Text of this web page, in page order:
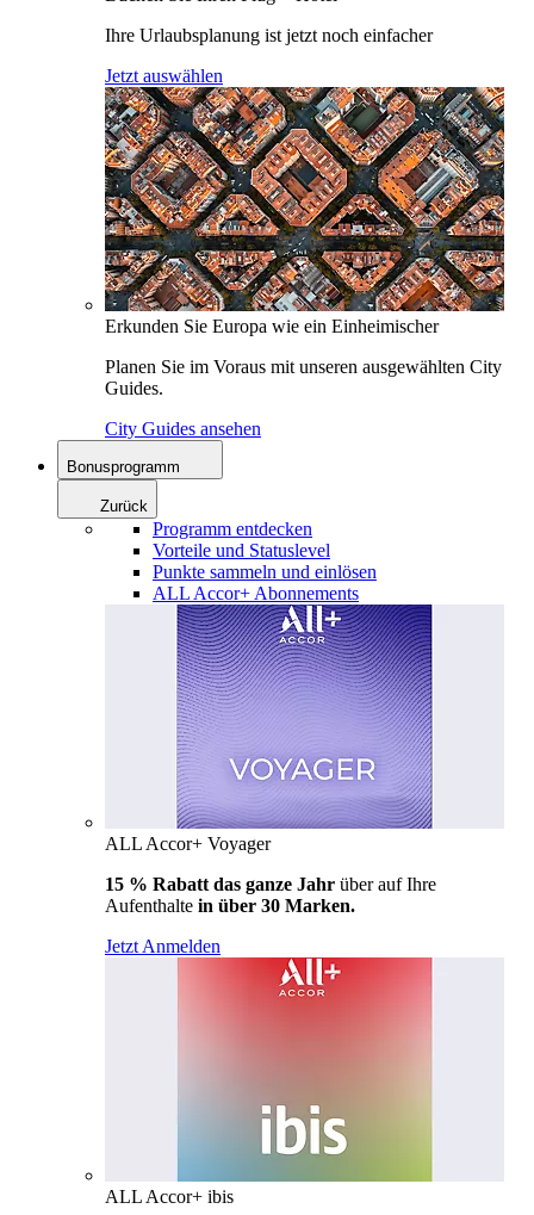
Ihre Urlaubsplanung ist jetzt noch einfacher
Jetzt auswählen
Erkunden Sie Europa wie ein Einheimischer
Planen Sie im Voraus mit unseren ausgewählten City
Guides.
City Guides ansehen
Bonusprogramm
Zurück
Programm entdecken
Vorteile und Statuslevel
Punkte sammeln und einlösen
ALL Accor+ Abonnements
ALL Accor+ Voyager
15 % Rabatt das ganze Jahr über auf Ihre
Aufenthalte in über 30 Marken.
Jetzt Anmelden
ALL Accor+ ibis